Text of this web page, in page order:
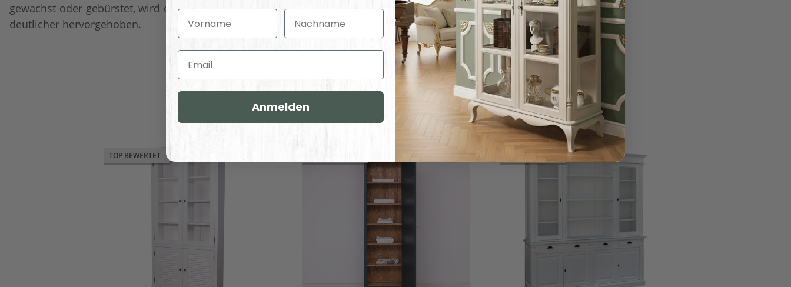
gewachst oder gebürstet, wird die natürliche Schönheit der Maserung noch
deutlicher hervorgehoben.
TOP BEWERTET
Vorname Nachname
Email
Anmelden